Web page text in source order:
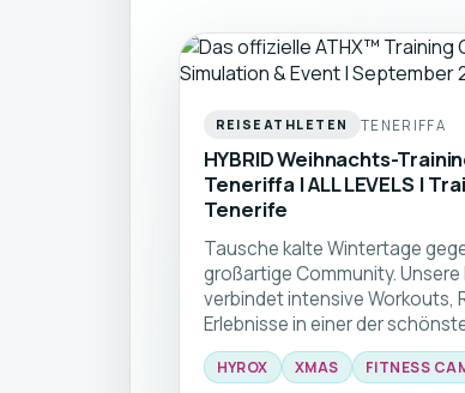
REISEATHLETEN TENERIFFA
HYBRID Weihnachts-
Teneriffa | ALL LEVELS |
Tenerife
Tausche kalte Wintertage
großartige Community.
verbindet intensive Workouts,
Erlebnisse in einer der
☀️🏃‍♂️💪
HYROX XMAS FITNESS